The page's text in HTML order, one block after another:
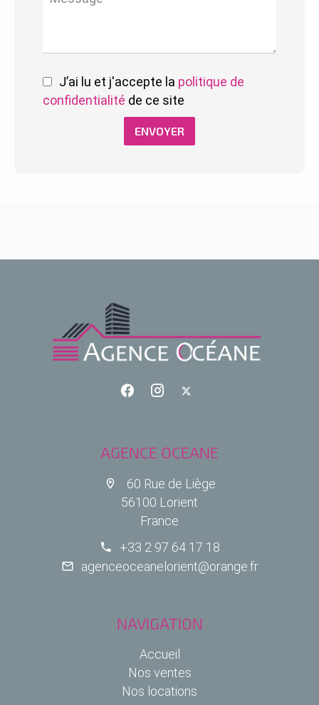
J’ai lu et j'accepte la politique de
confidentialité de ce site
ENVOYER
AGENCE OCEANE
60 Rue de Liège
56100 Lorient
France
+33 2 97 64 17 18
agenceoceanelorient@orange.fr
NAVIGATION
Accueil
Nos ventes
Nos locations